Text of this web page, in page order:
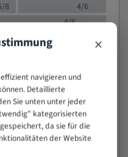
8
4/6
4/6
4/5
4/5
×
navigieren und
Detaillierte
Sie unten unter jeder
kategorisierten
da sie für die
der Website